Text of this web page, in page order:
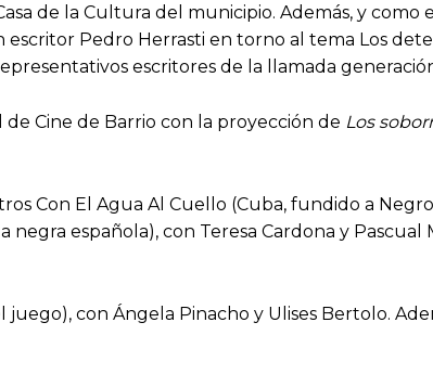
de la Cultura del municipio. Además, y como
Pedro Herrasti en torno al tema Los
escritores de la llamada
de Cine de Barrio con la proyección de Los
Con El Agua Al Cuello (Cuba, fundido a
española), con Teresa Cardona y Pascual
con Ángela Pinacho y Ulises Bertolo.